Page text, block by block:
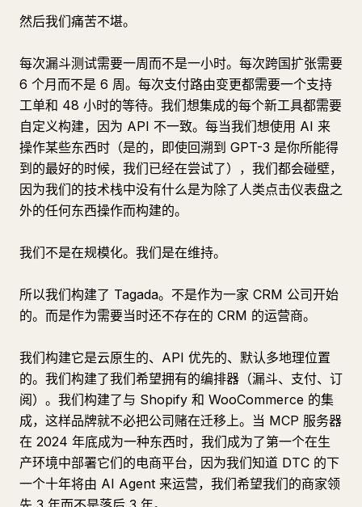
然后我们痛苦不堪。
每次漏斗测试需要一周而不是一小时。每次跨国扩张需要
6 个月而不是 6 周。每次支付路由变更都需要一个支持
工单和 48 小时的等待。我们想集成的每个新工具都需要
自定义构建，因为 API 不一致。每当我们想使用 AI 来
操作某些东西时（是的，即使回溯到 GPT-3 是你所能得
到的最好的时候，我们已经在尝试了），我们都会碰壁，
因为我们的技术栈中没有什么是为除了人类点击仪表盘之
外的任何东西操作而构建的。
我们不是在规模化。我们是在维持。
所以我们构建了 Tagada。不是作为一家 CRM 公司开始
的。而是作为需要当时还不存在的 CRM 的运营商。
我们构建它是云原生的、API 优先的、默认多地理位置
的。我们构建了我们希望拥有的编排器（漏斗、支付、订
阅）。我们构建了与 Shopify 和 WooCommerce 的集
成，这样品牌就不必把公司赌在迁移上。当 MCP 服务器
在 2024 年底成为一种东西时，我们成为了第一个在生
产环境中部署它们的电商平台，因为我们知道 DTC 的下
一个十年将由 AI Agent 来运营，我们希望我们的商家领